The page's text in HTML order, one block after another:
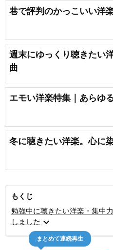
巷で評判のかっこいい洋
週末にゆっくり聴きたい
曲
エモい洋楽特集｜あらゆ
冬に聴きたい洋楽。心に
もくじ
勉強中に聴きたい洋楽・集中
しました expand_more
まとめて連続再生